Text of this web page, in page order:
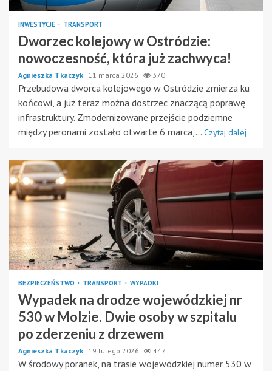
INWESTYCJE TRANSPORT
Dworzec kolejowy w Ostródzie:
nowoczesność, która już zachwyca!
Agnieszka Tkaczyk 11 marca 2026 370
Przebudowa dworca kolejowego w Ostródzie zmierza ku
końcowi, a już teraz można dostrzec znaczącą poprawę
infrastruktury. Zmodernizowane przejście podziemne
między peronami zostało otwarte 6 marca,... Czytaj dalej
BEZPIECZEŃSTWO TRANSPORT WYPADKI
Wypadek na drodze wojewódzkiej nr
530 w Molzie. Dwie osoby w szpitalu
po zderzeniu z drzewem
Agnieszka Tkaczyk 19 lutego 2026 447
W środowy poranek, na trasie wojewódzkiej numer 530 w